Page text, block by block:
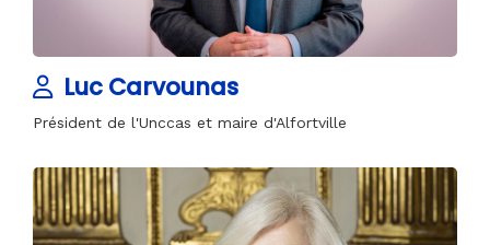
Luc Carvounas
Président de l'Unccas et maire d'Alfortville